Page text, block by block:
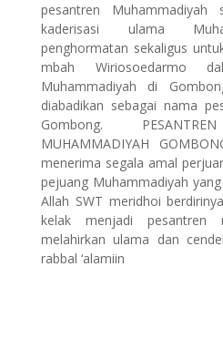
pesantren Muhammadiyah
kaderisasi ulama
penghormatan sekaligus
mbah Wiriosoedarmo
Muhammadiyah di
diabadikan sebagai nama
Gombong.
MUHAMMADIYAH
menerima segala amal
pejuang Muhammadiyah
Allah SWT meridhoi
kelak menjadi pesantren
melahirkan ulama dan
rabbal ‘alamiin